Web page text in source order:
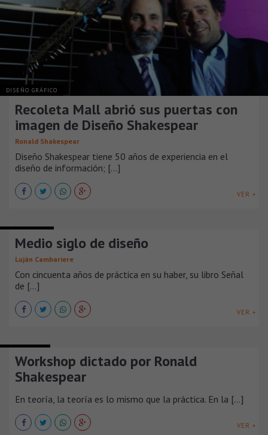
DISEÑO GRÁFICO
Recoleta Mall abrió sus puertas con
imagen de Diseño Shakespear
Ronald Shakespear
Diseño Shakespear tiene 50 años de experiencia en el
diseño de información; [...]
VER +
Medio siglo de diseño
Luján Cambariere
Con cincuenta años de práctica en su haber, su libro Señal
de [...]
VER +
Workshop dictado por Ronald
Shakespear
En teoría, la teoría es lo mismo que la práctica. En la [...]
VER +